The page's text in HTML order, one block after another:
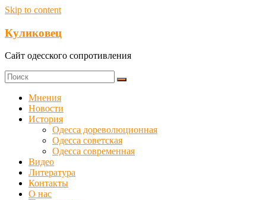
Skip to content
Куликовец
Сайт одесского сопротивления
Мнения
Новости
История
Одесса дореволюционная
Одесса советская
Одесса современная
Видео
Литература
Контакты
О нас